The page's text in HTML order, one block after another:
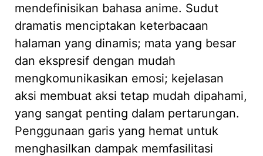
mendefinisikan bahasa anime. Sudut
dramatis menciptakan keterbacaan
halaman yang dinamis; mata yang besar
dan ekspresif dengan mudah
mengkomunikasikan emosi; kejelasan
aksi membuat aksi tetap mudah dipahami,
yang sangat penting dalam pertarungan.
Penggunaan garis yang hemat untuk
menghasilkan dampak memfasilitasi